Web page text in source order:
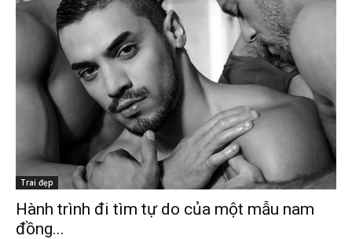
Trai đẹp
Hành trình đi tìm tự do của một mẫu nam
đồng...